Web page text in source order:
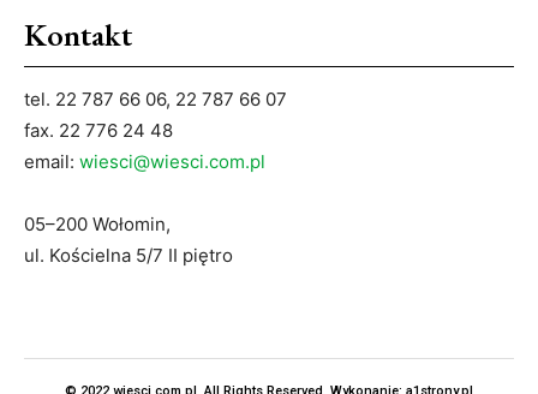
Kontakt
tel. 22 787 66 06, 22 787 66 07
fax. 22 776 24 48
email: wiesci@wiesci.com.pl
05–200 Wołomin,
ul. Kościelna 5/7 II piętro